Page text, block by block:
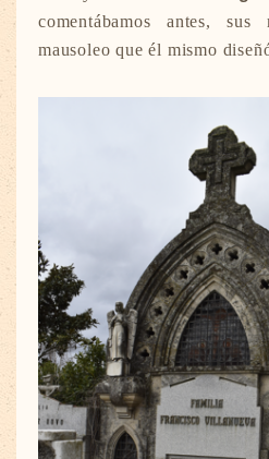
comentábamos antes,
mausoleo que él mismo